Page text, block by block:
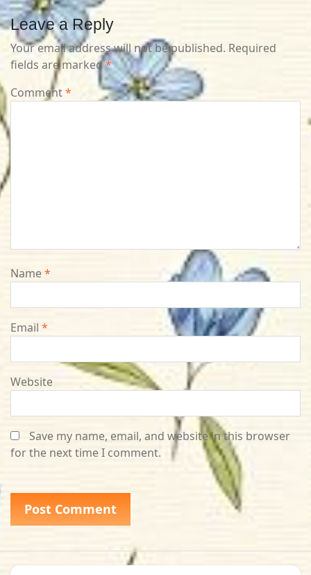
Leave a Reply
Your email address will not be published. Required
fields are marked*
Comment*
Name*
Email *
Website
Save my name, email, and website in this browser
for the next time I comment.